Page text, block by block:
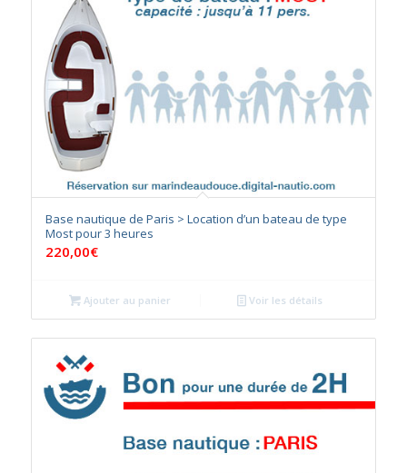
Base nautique de Paris > Location d’un bateau de type
Most pour 3 heures
220,00€
Ajouter au panier Voir les détails